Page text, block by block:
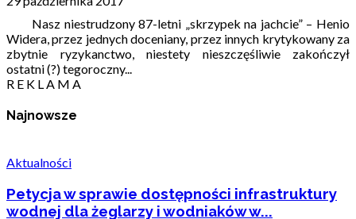
Nasz niestrudzony 87-letni „skrzypek na jachcie” – Henio
Widera, przez jednych doceniany, przez innych krytykowany za
zbytnie ryzykanctwo, niestety nieszczęśliwie zakończył
ostatni (?) tegoroczny...
R E K L A M A
Najnowsze
Aktualności
Petycja w sprawie dostępności infrastruktury
wodnej dla żeglarzy i wodniaków w...